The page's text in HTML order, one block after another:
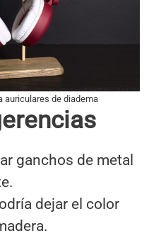
auriculares de diadema
ganchos de metal
dejar el color